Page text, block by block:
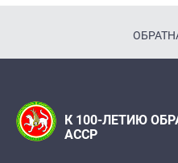
К 100-ЛЕТИЮ
АССР